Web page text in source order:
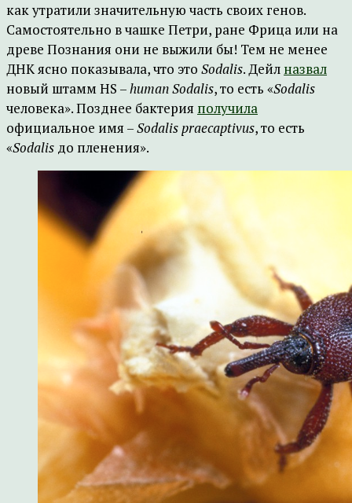
как утратили значительную часть своих генов.
Самостоятельно в чашке Петри, ране Фрица или на
древе Познания они не выжили бы! Тем не менее
ДНК ясно показывала, что это Sodalis. Дейл назвал
новый штамм HS –human Sodalis, то есть «Sodalis
человека». Позднее бактерия получила
официальное имя –Sodalis praecaptivus, то есть
«Sodalis до пленения».